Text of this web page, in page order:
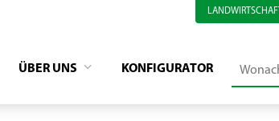
LANDWIRTSCHAFT
ÜBER UNS KONFIGURATOR